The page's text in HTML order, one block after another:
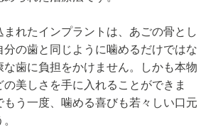
れたインプラントは、あごの骨とし
分の歯と同じように噛めるだけではな
な歯に負担をかけません。しかも本物
美しさを手に入れることができま
う一度、噛める喜びも若々しい口元